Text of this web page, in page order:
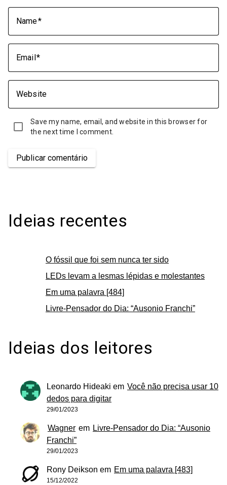
Name
Email
Website
Save my name, email, and website in this browser for
the next time I comment.
Publicar comentário
Ideias recentes
O fóssil que foi sem nunca ter sido
LEDs levam a lesmas lépidas e molestantes
Em uma palavra [484]
Livre-Pensador do Dia: “Ausonio Franchi”
Ideias dos leitores
Leonardo Hideaki em Você não precisa usar 10
dedos para digitar
29/01/2023
Wagner em Livre-Pensador do Dia: “Ausonio
Franchi”
29/01/2023
Rony Deikson em Em uma palavra [483]
15/12/2022